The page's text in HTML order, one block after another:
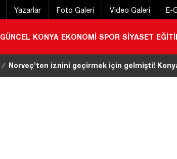
Yazarlar Foto Galeri Video Galeri E-
GÜNCEL KONYA EKONOMİ SPOR SİYASET
/ Norveç’ten iznini geçirmek için gelmişti!